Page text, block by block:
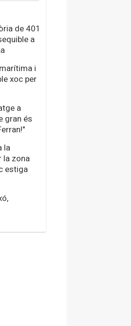
de 401
a
i
xoc per
a
gran és
la
la zona
estiga